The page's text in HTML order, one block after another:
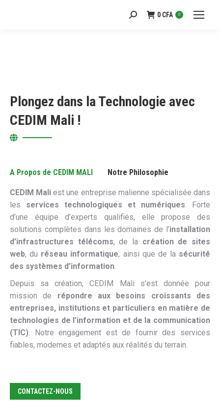
Recherche
0 CFA 0
Plongez dans la Technologie avec
CEDIM Mali !
A Propos de CEDIM MALI Notre Philosophie
CEDIM Mali est une entreprise malienne spécialisée dans
les services technologiques et numériques. Forte
d’une équipe d’experts qualifiés, elle propose des
solutions complètes dans les domaines de l’installation
d’infrastructures télécoms, de la création de sites
web, du réseau informatique, ainsi que de la sécurité
des systèmes d’information.
Depuis sa création, CEDIM Mali s’est donnée pour
mission de répondre aux besoins croissants des
entreprises, institutions et particuliers en matière de
technologies de l’information et de la communication
(TIC). Notre engagement est de fournir des services
fiables, modernes et adaptés aux réalités du terrain.
CONTACTEZ-NOUS